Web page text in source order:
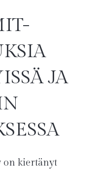
JA
kiertänyt